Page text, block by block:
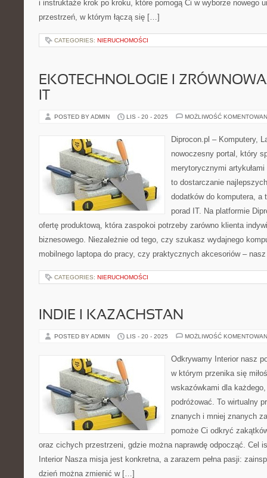
i instruktaże krok po kroku, które pomogą Ci w wyborze nowego
przestrzeń, w którym łączą się […]
CATEGORIES: NIERUCHOMOŚCI
EKOTECHNOLOGIE I
POSTED BY ADMIN LIS - 20 - 2025 MOŻLIWOŚĆ
Diprocon.pl – Komputery,
nowoczesny portal, który
merytorycznymi
to dostarczanie
dodatków do komputera, a
porad IT. Na platformie
ofertę produktową, która zaspokoi potrzeby zarówno klienta
biznesowego. Niezależnie od tego, czy szukasz wydajnego
mobilnego laptopa do pracy, czy praktycznych akcesoriów –
CATEGORIES: NIERUCHOMOŚCI
INDIE I KAZACHSTAN
POSTED BY ADMIN LIS - 20 - 2025 MOŻLIWOŚĆ
Odkrywamy Interior nasz
w którym przenika się
wskazówkami dla
podróżować. To wirtualny
znanych i mniej znanych
pomoże Ci odkryć
oraz cichych przestrzeni, gdzie można naprawdę odpocząć. Cel
Interior Nasza misja jest konkretna, a zarazem pełna pasji:
dzień można zmienić w […]